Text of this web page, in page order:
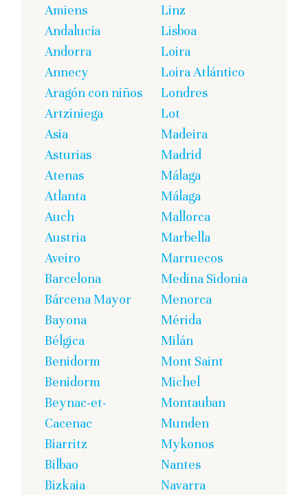
Amiens
Andalucía
Andorra
Annecy
Aragón con niños
Artziniega
Asia
Asturias
Atenas
Atlanta
Auch
Austria
Aveiro
Barcelona
Bárcena Mayor
Bayona
Bélgica
Benidorm
Benidorm
Beynac-et-
Cacenac
Biarritz
Bilbao
Bizkaia
Linz
Lisboa
Loira
Loira Atlántico
Londres
Lot
Madeira
Madrid
Málaga
Málaga
Mallorca
Marbella
Marruecos
Medina Sidonia
Menorca
Mérida
Milán
Mont Saint
Michel
Montauban
Munden
Mykonos
Nantes
Navarra